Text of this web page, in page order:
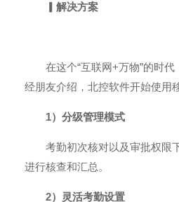
解决方案
在这个“互联网+万物”的时代
经朋友介绍，北控软件开始使用
1）分级管理模式
考勤初次核对以及审批权限
进行核查和汇总。
2）灵活考勤设置